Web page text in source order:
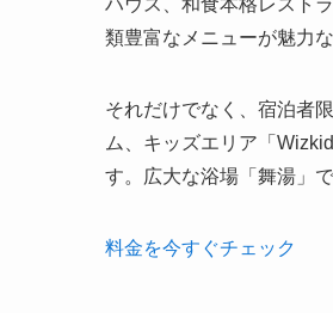
類豊富なメニューが魅力
それだけでなく、宿泊者
ム、キッズエリア「
す。広大な浴場「舞湯」
料金を今すぐチェック